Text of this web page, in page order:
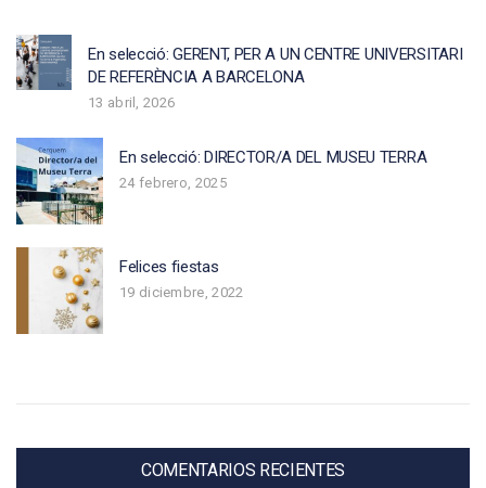
En selecció: GERENT, PER A UN CENTRE UNIVERSITARI
DE REFERÈNCIA A BARCELONA
13 abril, 2026
En selecció: DIRECTOR/A DEL MUSEU TERRA
24 febrero, 2025
Felices fiestas
19 diciembre, 2022
COMENTARIOS RECIENTES